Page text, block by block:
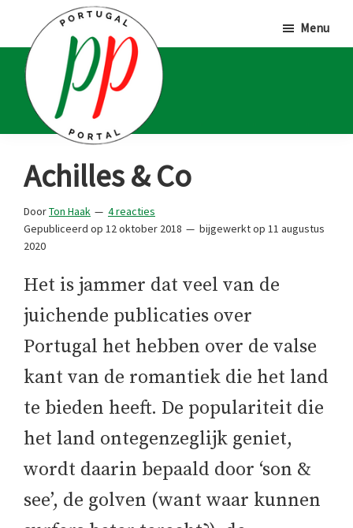
hoofd
inhoud
eerste
sidebar
voettekst
Portal
Portugalliefhebbers
en
-
Menu
Achilles & Co
DoorTon Haak
4 reacties
Gepubliceerd op 12 oktober 2018 bijgewerkt op 11 augustus
2020
Het is jammer dat veel van de
juichende publicaties over
Portugal het hebben over de valse
kant van de romantiek die het land
te bieden heeft. De populariteit die
het land ontegenzeglijk geniet,
wordt daarin bepaald door ‘son &
see’, de golven (want waar kunnen